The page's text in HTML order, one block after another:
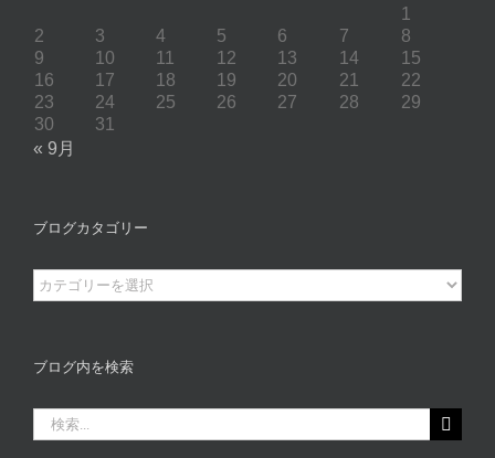
1
2
3 4 5 6 7
8
9
10 11 12 13 14
15
16
17 18 19 20 21
22
23
24 25 26 27 28
29
30
31
« 9月
ブログカタゴリー
ブ
ロ
カ
ゴ
リ
ブログ内を検索
索